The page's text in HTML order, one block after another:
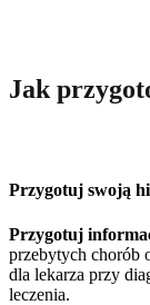
Jak
Przygotuj swoją
Przygotuj
przebytych chorób
dla lekarza przy
leczenia.